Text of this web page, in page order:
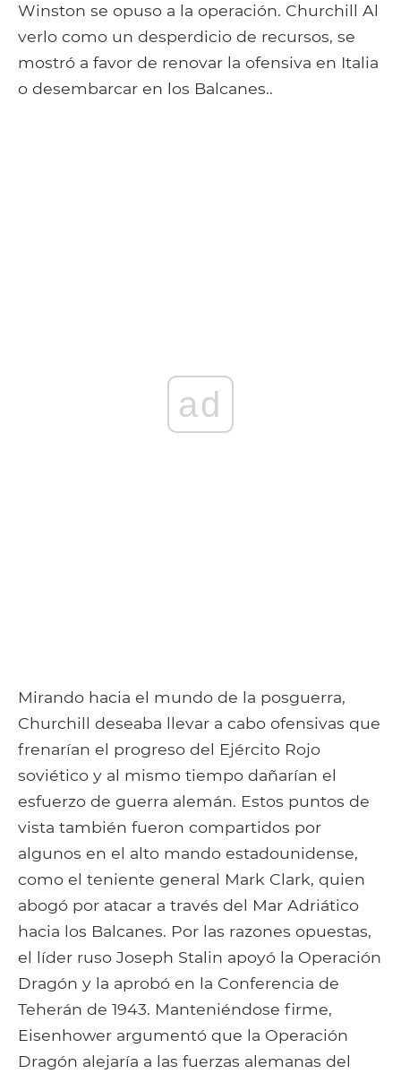
Winston se opuso a la operación. Churchill Al
verlo como un desperdicio de recursos, se
mostró a favor de renovar la ofensiva en Italia
o desembarcar en los Balcanes..
ad
Mirando hacia el mundo de la posguerra,
Churchill deseaba llevar a cabo ofensivas que
frenarían el progreso del Ejército Rojo
soviético y al mismo tiempo dañarían el
esfuerzo de guerra alemán. Estos puntos de
vista también fueron compartidos por
algunos en el alto mando estadounidense,
como el teniente general Mark Clark, quien
abogó por atacar a través del Mar Adriático
hacia los Balcanes. Por las razones opuestas,
el líder ruso Joseph Stalin apoyó la Operación
Dragón y la aprobó en la Conferencia de
Teherán de 1943. Manteniéndose firme,
Eisenhower argumentó que la Operación
Dragón alejaría a las fuerzas alemanas del